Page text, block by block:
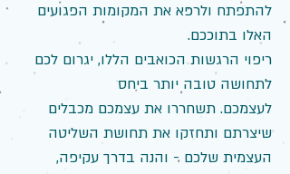
להתפתח ולרפא את המקומות הפגועים
האלו בתוככם.
ריפוי הרגשות הכואבים הללו, יגרום לכם
לתחושה טובה יותר ביחס
לעצמכם. תשחררו את עצמכם מכבלים
שיצרתם ותחזקו את תחושת השליטה
העצמית שלכם - והנה בדרך עקיפה,